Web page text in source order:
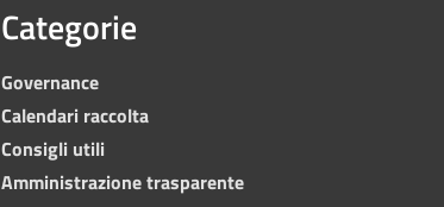
Categorie
Governance
Calendari raccolta
Consigli utili
Amministrazione trasparente